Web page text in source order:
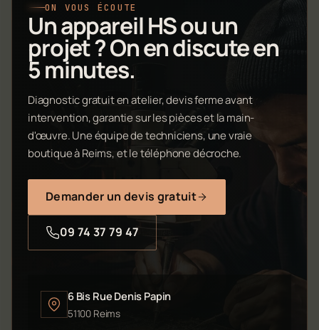
ON VOUS ÉCOUTE
Un appareil HS ou un
projet ? On en discute en
5 minutes.
Diagnostic gratuit en atelier, devis ferme avant
intervention, garantie sur les pièces et la main-
d'œuvre. Une équipe de techniciens, une vraie
boutique à Reims, et le téléphone décroche.
Demander un devis gratuit
09 74 37 79 47
6 Bis Rue Denis Papin
51100 Reims